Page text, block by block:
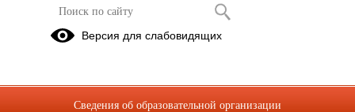
Версия для слабовидящих
Сведения об образовательной организации